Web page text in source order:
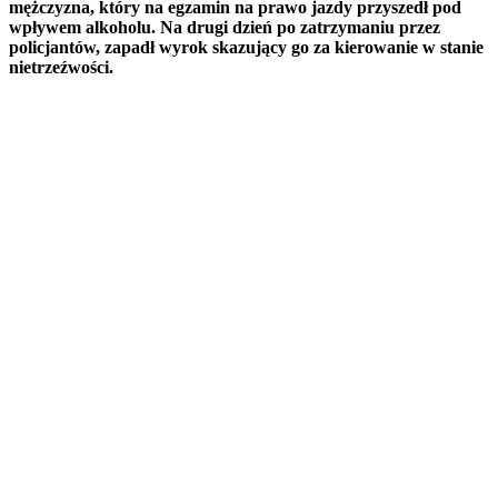
mężczyzna, który na egzamin na prawo jazdy przyszedł pod
wpływem alkoholu. Na drugi dzień po zatrzymaniu przez
policjantów, zapadł wyrok skazujący go za kierowanie w stanie
nietrzeźwości.